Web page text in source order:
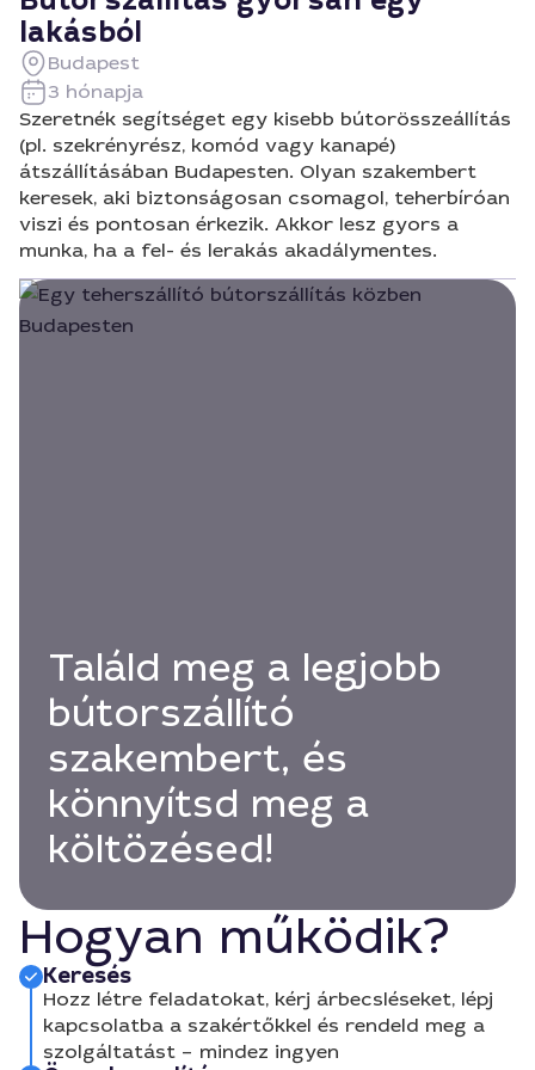
lakásból
Budapest
3 hónapja
Szeretnék segítséget egy kisebb bútorösszeállítás
(pl. szekrényrész, komód vagy kanapé)
átszállításában Budapesten. Olyan szakembert
keresek, aki biztonságosan csomagol, teherbíróan
viszi és pontosan érkezik. Akkor lesz gyors a
munka, ha a fel- és lerakás akadálymentes.
Találd meg a legjobb
bútorszállító
szakembert, és
könnyítsd meg a
költözésed!
Hogyan működik?
Keresés
Hozz létre feladatokat, kérj árbecsléseket, lépj
kapcsolatba a szakértőkkel és rendeld meg a
szolgáltatást – mindez ingyen